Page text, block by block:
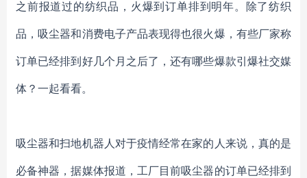
之前报道过的纺织品，火爆到订单排到明年。除了纺织
品，吸尘器和消费电子产品表现得也很火爆，有些厂家称
订单已经排到好几个月之后了，还有哪些爆款引爆社交媒
体？一起看看。
吸尘器和扫地机器人对于疫情经常在家的人来说，真的是
必备神器，据媒体报道，工厂目前吸尘器的订单已经排到